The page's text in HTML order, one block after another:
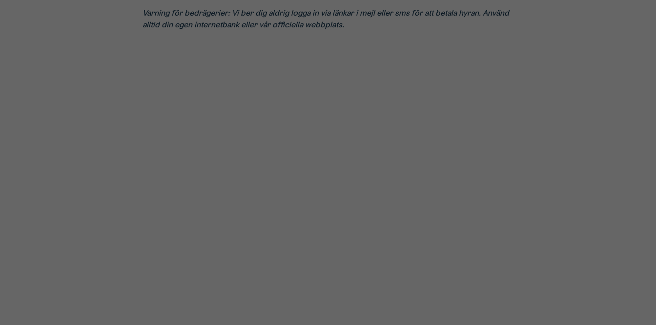
Varning för bedrägerier: Vi ber dig aldrig logga in via länkar i mejl eller sms för att betala hyran. Använd
alltid din egen internetbank eller vår officiella webbplats.